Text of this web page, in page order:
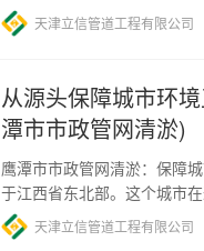
在城市发展过程中，安平区产
天津立信管道工程有限公司
从源头保障城市环
潭市市政管网清淤)
鹰潭市市政管网清淤：保障
于江西省东北部。这个城市
都市。然而，随着城市的扩
天津立信管道工程有限公司